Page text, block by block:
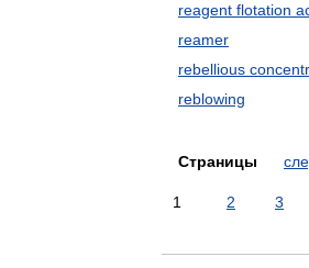
reagent flotation
reamer
rebellious
reblowing
Страницы
1 2 3